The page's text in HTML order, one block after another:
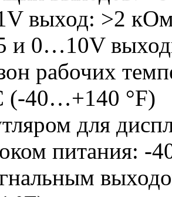
выход: >2 кОм
0…10V
рабочих
(-40…+140 °F)
для
питания: -